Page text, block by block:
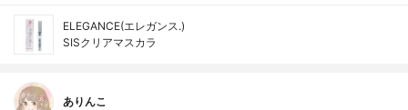
ELEGANCE(エレガンス.)
SISクリアマスカラ
ありんこ